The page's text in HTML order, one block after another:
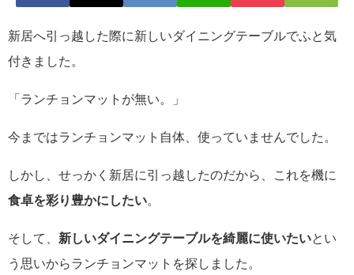
新居へ引っ越した際に新しいダイニングテーブルでふと気
付きました。
「ランチョンマットが無い。」
今まではランチョンマット自体、使っていませんでした。
しかし、せっかく新居に引っ越したのだから、これを機に
食卓を彩り豊かにしたい
そして、 新しいダイニングテーブルを綺麗に使いたいとい
う思いからランチョンマットを探しました。